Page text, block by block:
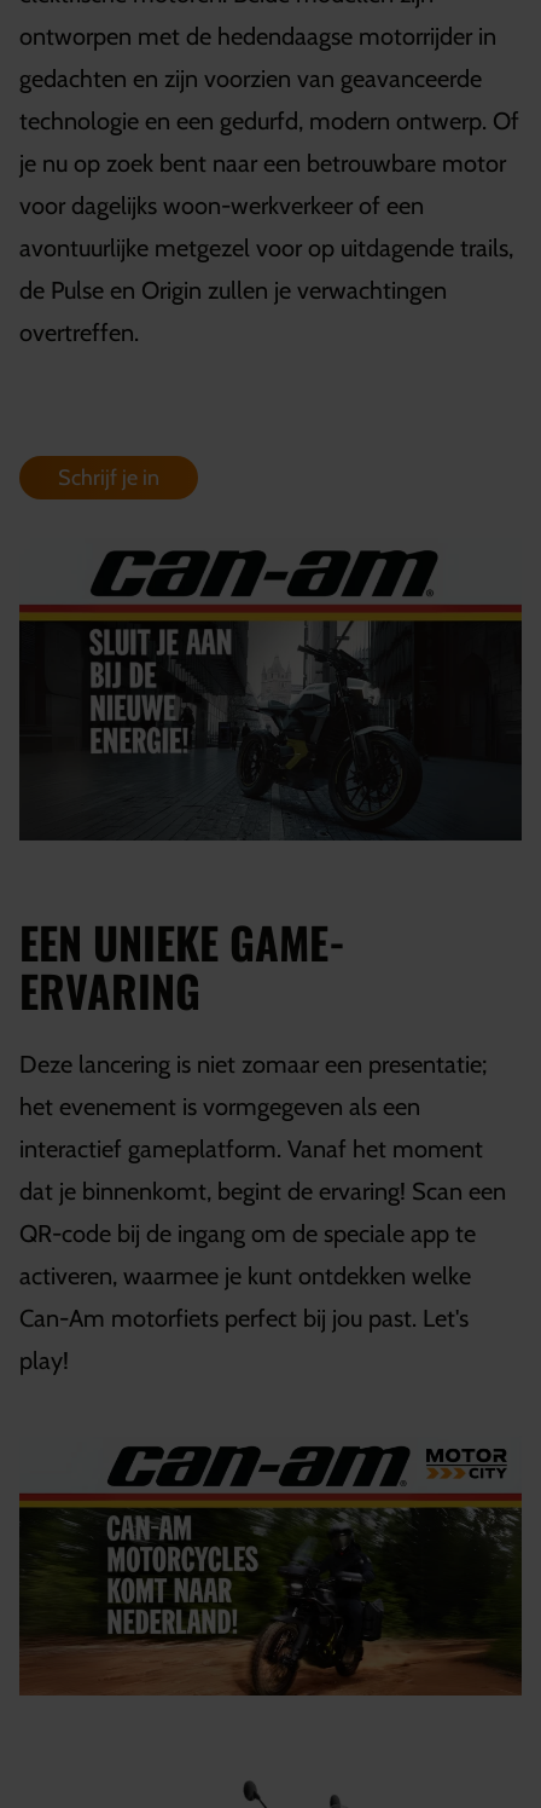
ontworpen met de hedendaagse motorrijder in
gedachten en zijn voorzien van geavanceerde
technologie en een gedurfd, modern ontwerp. Of
je nu op zoek bent naar een betrouwbare motor
voor dagelijks woon-werkverkeer of een
avontuurlijke metgezel voor op uitdagende trails,
de Pulse en Origin zullen je verwachtingen
overtreffen.
Schrijf je in
EEN UNIEKE GAME-
ERVARING
Deze lancering is niet zomaar een presentatie;
het evenement is vormgegeven als een
interactief gameplatform. Vanaf het moment
dat je binnenkomt, begint de ervaring! Scan een
QR-code bij de ingang om de speciale app te
activeren, waarmee je kunt ontdekken welke
Can-Am motorfiets perfect bij jou past. Let's
play!